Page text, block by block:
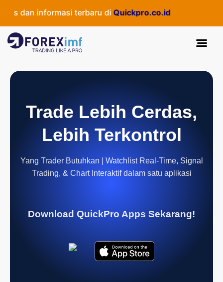
dan informasi terbaru diQuickpro.co.id
Trade Lebih Cerdas,
Lebih Terkontrol
Yang Trader Butuhkan | Watchlist Real-Time, Signal
Trading, & Chart Interaktif dalam satu aplikasi
Download QuickPro Apps Sekarang!